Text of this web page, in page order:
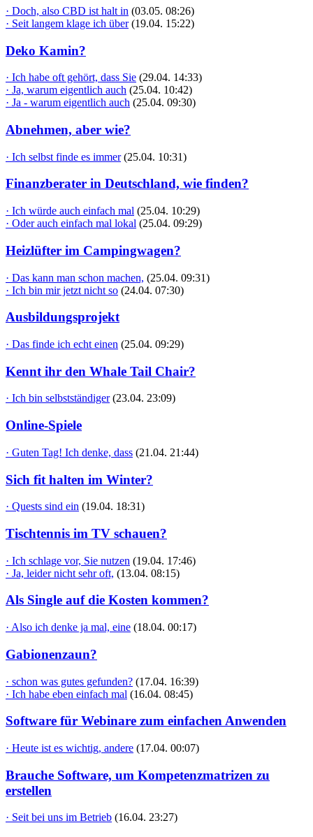
· Doch, also CBD ist halt in (03.05. 08:26)
· Seit langem klage ich über (19.04. 15:22)
Deko Kamin?
· Ich habe oft gehört, dass Sie (29.04. 14:33)
· Ja, warum eigentlich auch (25.04. 10:42)
· Ja - warum eigentlich auch (25.04. 09:30)
Abnehmen, aber wie?
· Ich selbst finde es immer (25.04. 10:31)
Finanzberater in Deutschland, wie finden?
· Ich würde auch einfach mal (25.04. 10:29)
· Oder auch einfach mal lokal (25.04. 09:29)
Heizlüfter im Campingwagen?
· Das kann man schon machen, (25.04. 09:31)
· Ich bin mir jetzt nicht so (24.04. 07:30)
Ausbildungsprojekt
· Das finde ich echt einen (25.04. 09:29)
Kennt ihr den Whale Tail Chair?
· Ich bin selbstständiger (23.04. 23:09)
Online-Spiele
· Guten Tag! Ich denke, dass (21.04. 21:44)
Sich fit halten im Winter?
· Quests sind ein (19.04. 18:31)
Tischtennis im TV schauen?
· Ich schlage vor, Sie nutzen (19.04. 17:46)
· Ja, leider nicht sehr oft, (13.04. 08:15)
Als Single auf die Kosten kommen?
· Also ich denke ja mal, eine (18.04. 00:17)
Gabionenzaun?
· schon was gutes gefunden? (17.04. 16:39)
· Ich habe eben einfach mal (16.04. 08:45)
Software für Webinare zum einfachen Anwenden
· Heute ist es wichtig, andere (17.04. 00:07)
Brauche Software, um Kompetenzmatrizen zu
erstellen
· Seit bei uns im Betrieb (16.04. 23:27)